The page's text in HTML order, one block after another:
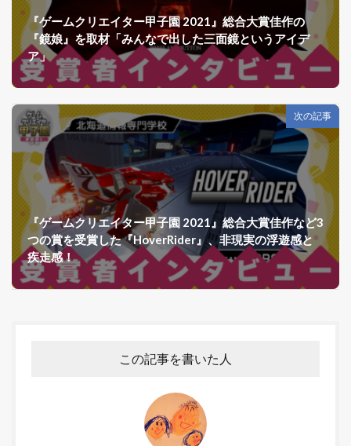
『ゲームクリエイター甲子園 2021』総合大賞佳作の
『鏡娘』を取材「みんなで出した三面鏡というアイデ
ア」
次の記事
『ゲームクリエイター甲子園 2021』総合大賞佳作など3
つの賞を受賞した『HoverRider』、非現実の浮遊感と
疾走感！
この記事を書いた人